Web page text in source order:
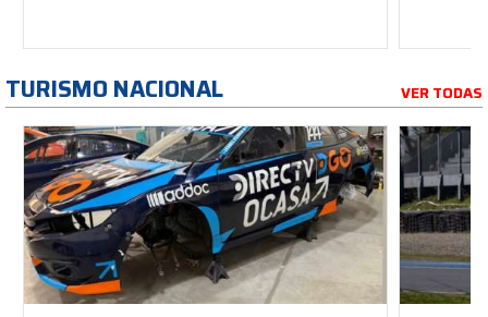
TURISMO NACIONAL VER TODAS